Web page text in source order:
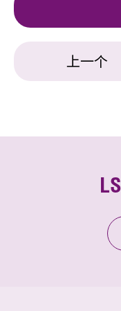
上一个